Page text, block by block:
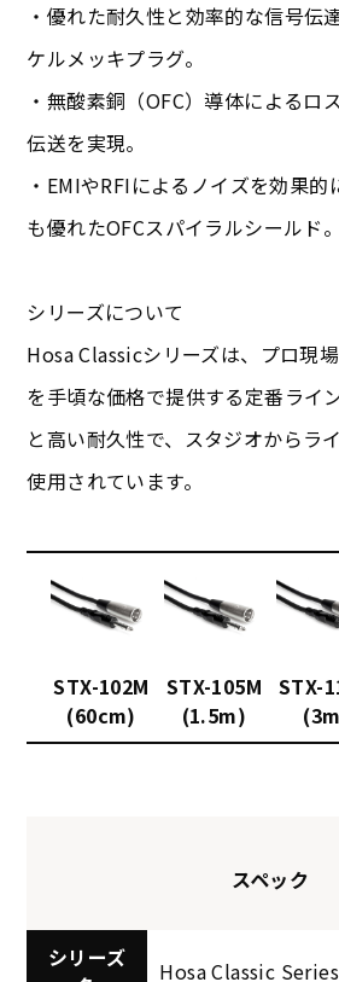
・優れた耐久性と効率的な信号伝
ケルメッキプラグ。
・無酸素銅（OFC）導体によるロ
伝送を実現。
・EMIやRFIによるノイズを効果
も優れたOFCスパイラルシールド。
シリーズについて
Hosa Classicシリーズは、プロ現
を手頃な価格で提供する定番ライ
と高い耐久性で、スタジオからラ
使用されています。
STX-102M
(60cm)
STX-105M
(1.5m)
STX-
スペック
シリーズ
Hosa Classic Series